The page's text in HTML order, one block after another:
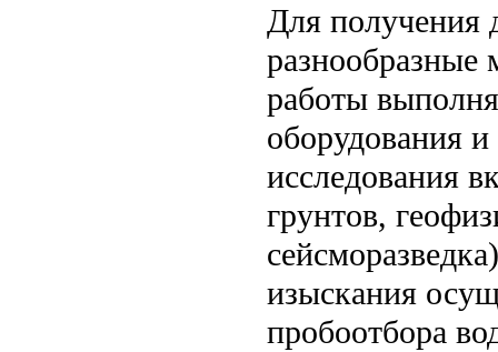
Для получения
разнообразные
работы
оборудования
исследования
грунтов,
изыскания
пробоотбора